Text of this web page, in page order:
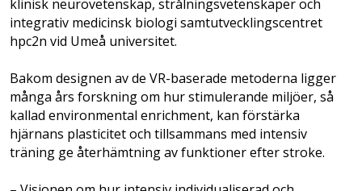
klinisk neurovetenskap, strålningsvetenskaper och
integrativ medicinsk biologi samtutvecklingscentret
hpc2n vid Umeå universitet.
Bakom designen av de VR-baserade metoderna ligger
många års forskning om hur stimulerande miljöer, så
kallad environmental enrichment, kan förstärka
hjärnans plasticitet och tillsammans med intensiv
träning ge återhämtning av funktioner efter stroke.